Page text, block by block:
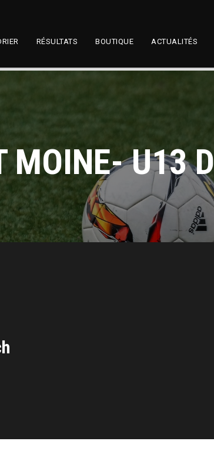
RÉSULTATS BOUTIQUE ACTUALITÉS
MOINE- U13 D